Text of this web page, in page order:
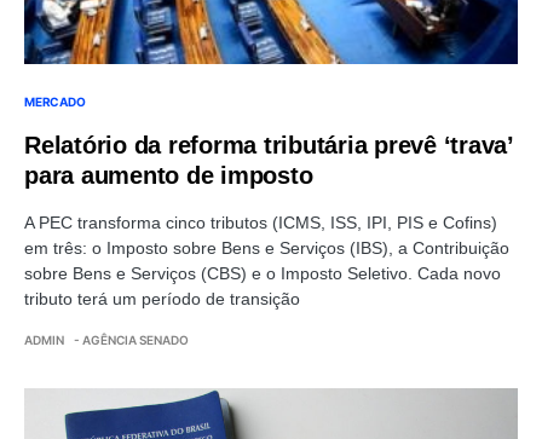
MERCADO
Relatório da reforma tributária prevê ‘trava’
para aumento de imposto
A PEC transforma cinco tributos (ICMS, ISS, IPI, PIS e Cofins)
em três: o Imposto sobre Bens e Serviços (IBS), a Contribuição
sobre Bens e Serviços (CBS) e o Imposto Seletivo. Cada novo
tributo terá um período de transição
ADMIN - AGÊNCIA SENADO